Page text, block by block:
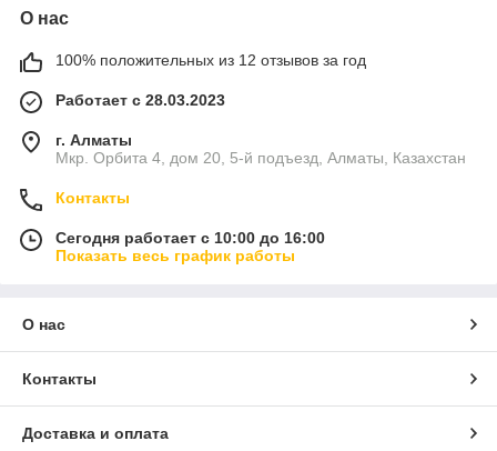
О нас
100% положительных из 12 отзывов за год
Работает с 28.03.2023
г. Алматы
Мкр. Орбита 4, дом 20, 5-й подъезд, Алматы, Казахстан
Контакты
Сегодня работает с 10:00 до 16:00
Показать весь график работы
О нас
Контакты
Доставка и оплата